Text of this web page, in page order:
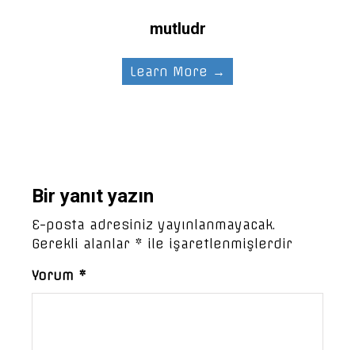
mutludr
Learn More →
Bir yanıt yazın
E-posta adresiniz yayınlanmayacak.
Gerekli alanlar * ile işaretlenmişlerdir
Yorum *